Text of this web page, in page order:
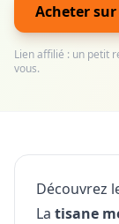
Acheter
Lien affilié : un petit
vous.
Découvrez
La tisane